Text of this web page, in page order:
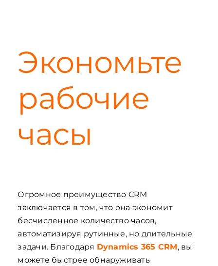
Экономьте
рабочие
часы
Огромное преимущество CRM
заключается в том, что она экономит
бесчисленное количество часов,
автоматизируя рутинные, но длительные
задачи. Благодаря Dynamics 365 CRM, вы
можете быстрее обнаруживать